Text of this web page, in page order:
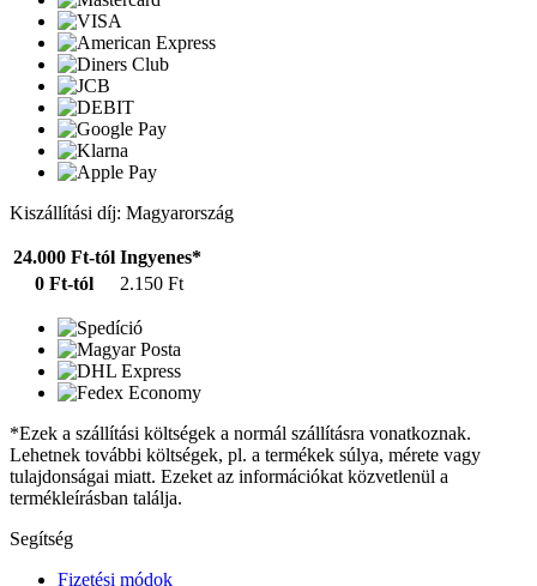
Kiszállítási díj: Magyarország
24.000 Ft-tól Ingyenes*
0 Ft-tól
2.150 Ft
*Ezek a szállítási költségek a normál szállításra vonatkoznak.
Lehetnek további költségek, pl. a termékek súlya, mérete vagy
tulajdonságai miatt. Ezeket az információkat közvetlenül a
termékleírásban találja.
Segítség
Fizetési módok